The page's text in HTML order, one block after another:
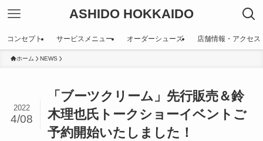
ASHIDO HOKKAIDO
コンセプト サービスメニュー オーダーシューズ 店舗情報・アクセ
ホーム NEWS
「ブーツクリーム」先行販売＆鈴
木理也氏トークショーイベントご
予約開始いたしました！
2022
4/08